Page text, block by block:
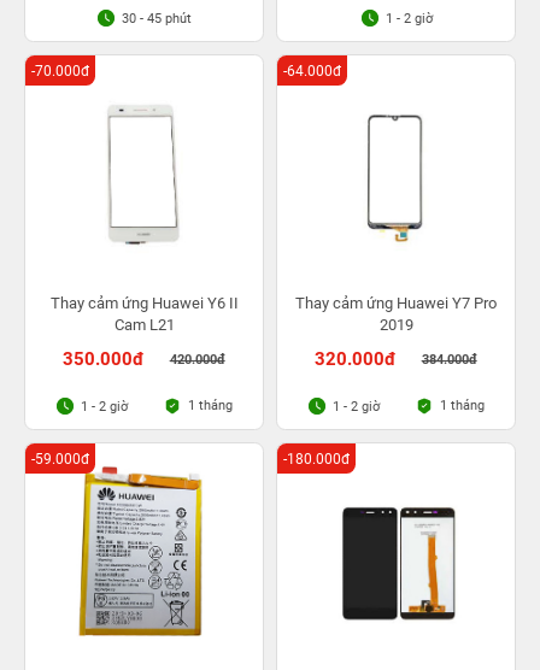
30 - 45 phút 1 - 2 giờ
Thay cảm ứng Huawei Y6 II
Cam L21
350.000đ 420.000đ
-70.000đ
1 - 2 giờ 1 tháng
Thay cảm ứng Huawei Y7 Pro
2019
320.000đ 384.000đ
-64.000đ
1 - 2 giờ 1 tháng
-59.000đ -180.000đ